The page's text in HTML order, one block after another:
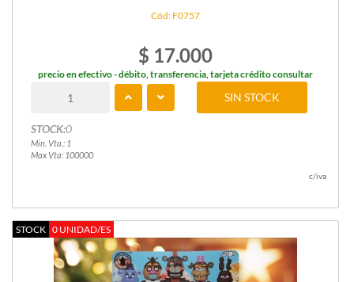
Cód: F0757
$ 17.000
precio en efectivo - débito, transferencia, tarjeta crédito consultar
STOCK:0
Min. Vta.: 1
Max Vta: 100000
SIN STOCK
c/iva
STOCK 0 UNIDAD/ES